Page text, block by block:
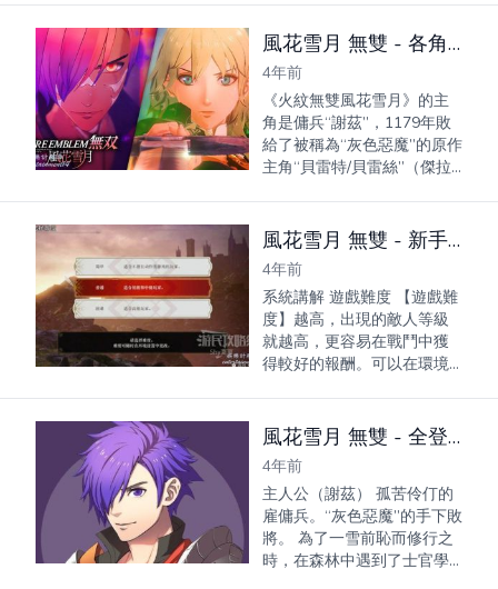
《Fire Emblem Warriors》和
《FIRE EMBLEM 風花雪月》
的保存...
風花雪月 無雙 - 各角色立繪對比
4年前
《火紋無雙風花雪月》的主
角是傭兵“謝茲”，1179年敗
給了被稱為“灰色惡魔”的原作
主角“貝雷特/貝雷絲”（傑拉
師），為了一雪前恥開始了
在各地的流浪和修行。 某天
謝茲與...
風花雪月 無雙 - 新手圖文指南
4年前
系統講解 遊戲難度 【遊戲難
度】越高，出現的敵人等級
就越高，更容易在戰鬥中獲
得較好的報酬。可以在環境
【篇章4】以後，戰鬥中HP歸
0的角色將【陣亡】，此後
無...
風花雪月 無雙 - 全登場角色圖鑒
4年前
主人公（謝茲） 孤苦伶仃的
雇傭兵。“灰色惡魔”的手下敗
將。 為了一雪前恥而修行之
時，在森林中遇到了士官學